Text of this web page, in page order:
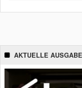
AKTUELLE